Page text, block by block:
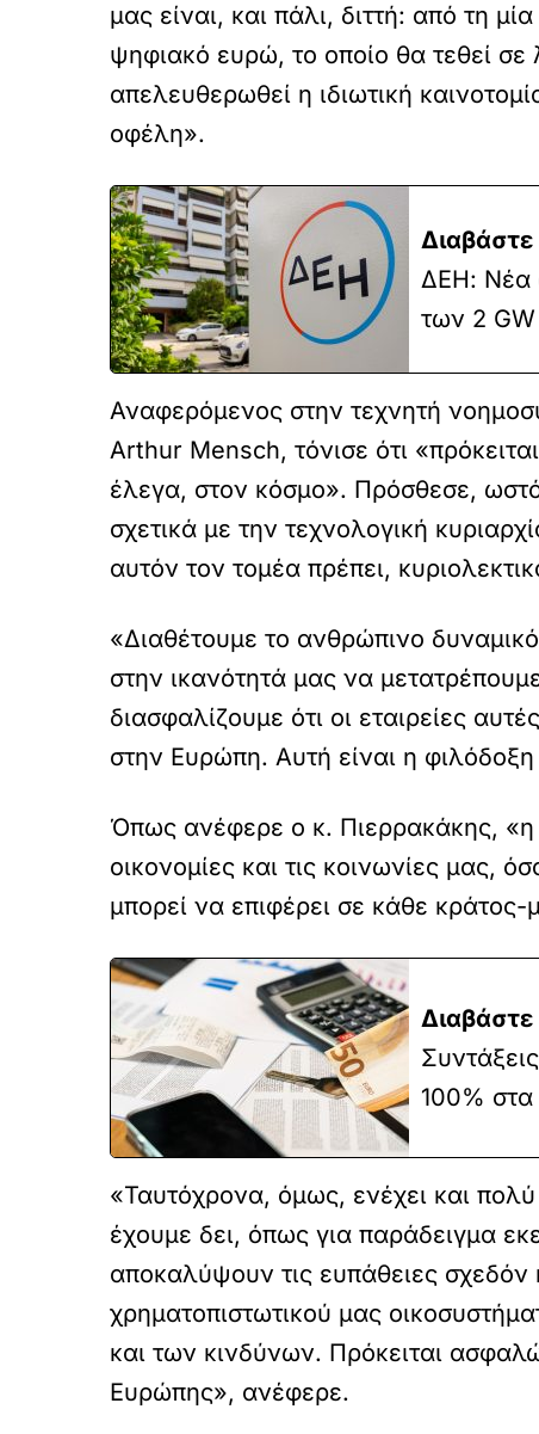
μας είναι, και πάλι, διττή: από τη
ψηφιακό ευρώ, το οποίο θα τεθεί
απελευθερωθεί η ιδιωτική
οφέλη».
Διαβάστε
ΔΕΗ: Νέα
των 2
Αναφερόμενος στην τεχνητή
Arthur Mensch, τόνισε ότι
έλεγα, στον κόσμο». Πρόσθεσε,
σχετικά με την τεχνολογική
αυτόν τον τομέα πρέπει,
«Διαθέτουμε το ανθρώπινο
στην ικανότητά μας να
διασφαλίζουμε ότι οι εταιρείες
στην Ευρώπη. Αυτή είναι η
Όπως ανέφερε ο κ. Πιερρακάκης, «η
οικονομίες και τις κοινωνίες μας,
μπορεί να επιφέρει σε κάθε
Διαβάστε
100%
«Ταυτόχρονα, όμως, ενέχει και
έχουμε δει, όπως για παράδειγμα
αποκαλύψουν τις ευπάθειες
χρηματοπιστωτικού μας
και των κινδύνων. Πρόκειται
Ευρώπης», ανέφερε.